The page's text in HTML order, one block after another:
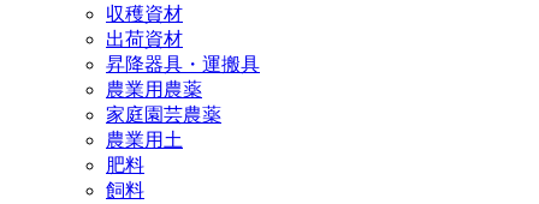
収穫資材
出荷資材
昇降器具・運搬具
農業用農薬
家庭園芸農薬
農業用土
肥料
飼料